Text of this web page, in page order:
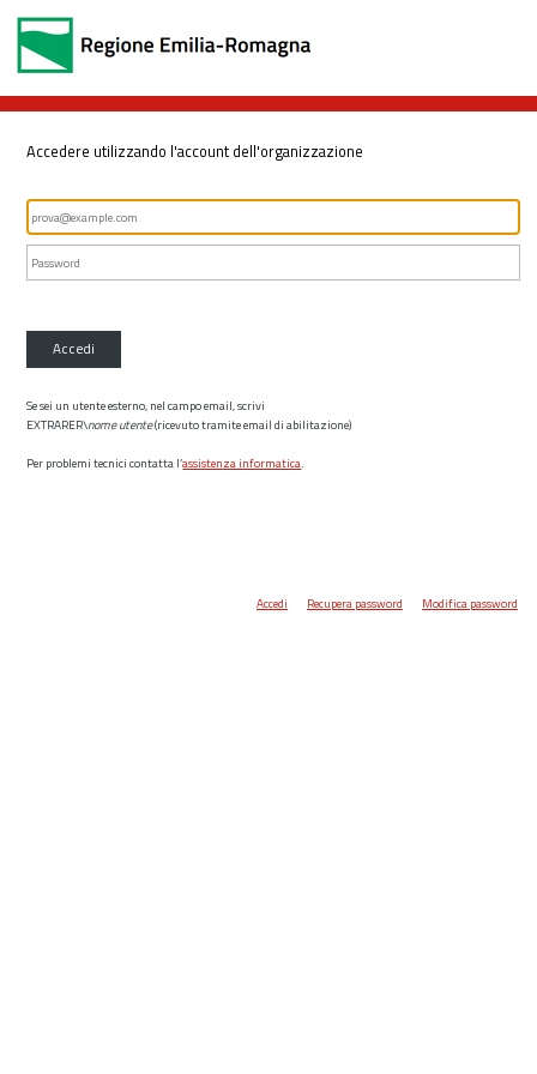
Accedere utilizzando l'account dell'organizzazione
Accedi
Se sei un utente esterno, nel campo email, scrivi
EXTRARER\nome utente(ricevuto tramite email di abilitazione)
Per problemi tecnici contatta l’assistenza informatica.
Accedi Recupera password Modifica password